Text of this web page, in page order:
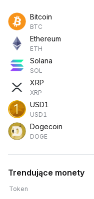
Bitcoin
BTC
Ethereum
ETH
Solana
SOL
XRP
XRP
USD1
USD1
Dogecoin
DOGE
Trendujące monety
Token